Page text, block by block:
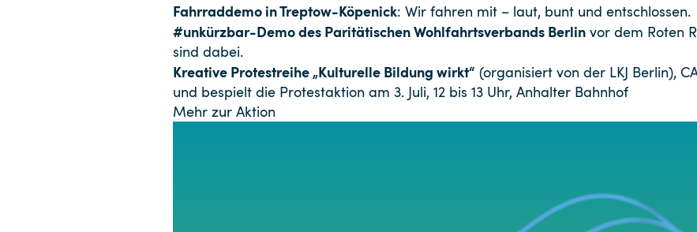
Fahrraddemo in Treptow-Köpenick: Wir fahren mit – laut, bunt und entschlossen.
#unkürzbar-Demo des Paritätischen Wohlfahrtsverbands Berlin vor dem Roten
sind dabei.
Kreative Protestreihe „Kulturelle Bildung wirkt“ (organisiert von der LKJ Berlin),
und bespielt die Protestaktion am 3. Juli, 12 bis 13 Uhr, Anhalter Bahnhof
Mehr zur Aktion